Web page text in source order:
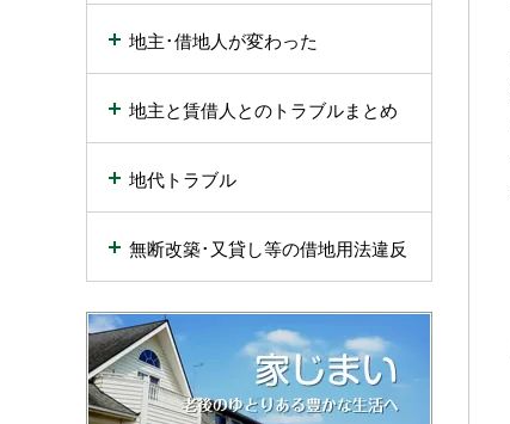
地主･借地人が変わった
地主と賃借人とのトラブルまとめ
地代トラブル
無断改築･又貸し等の借地用法違反